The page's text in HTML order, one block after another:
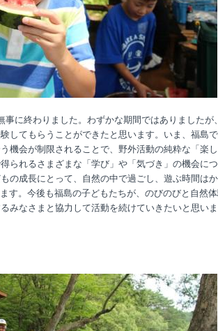
事に終わりました。わずかな期間ではありましたが
してもらうことができたと思います。いま、福島で
機会が制限されることで、野外活動の純粋な「楽し
られるさまざまな「学び」や「気づき」の機会に
の成長にとって、自然の中で過ごし、遊ぶ時間は
す。今後も福島の子どもたちが、のびのびと自然
みなさまと協力して活動を続けていきたいと思いま